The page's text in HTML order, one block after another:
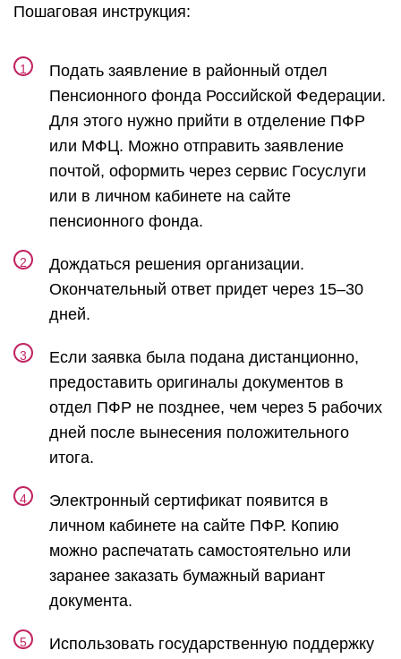
Пошаговая инструкция:
Подать заявление в районный отдел
Пенсионного фонда Российской Федерации.
Для этого нужно прийти в отделение ПФР
или МФЦ. Можно отправить заявление
почтой, оформить через сервис Госуслуги
или в личном кабинете на сайте
пенсионного фонда.
Дождаться решения организации.
Окончательный ответ придет через 15–30
дней.
Если заявка была подана дистанционно,
предоставить оригиналы документов в
отдел ПФР не позднее, чем через 5 рабочих
дней после вынесения положительного
итога.
Электронный сертификат появится в
личном кабинете на сайте ПФР. Копию
можно распечатать самостоятельно или
заранее заказать бумажный вариант
документа.
Использовать государственную поддержку